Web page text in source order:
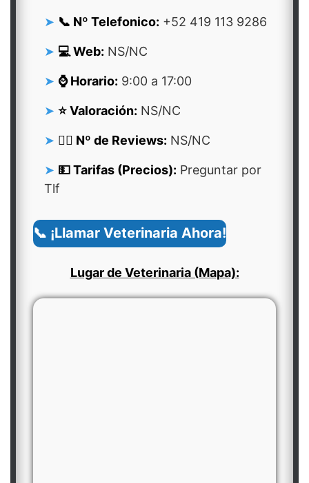
📞 Nº Telefonico: +52 419 113 9286
💻 Web: NS/NC
⌚ Horario: 9:00 a 17:00
⭐ Valoración: NS/NC
👍🏻 Nº de Reviews: NS/NC
💵 Tarifas (Precios): Preguntar por
Tlf
📞 ¡Llamar Veterinaria Ahora!
Lugar de Veterinaria (Mapa):